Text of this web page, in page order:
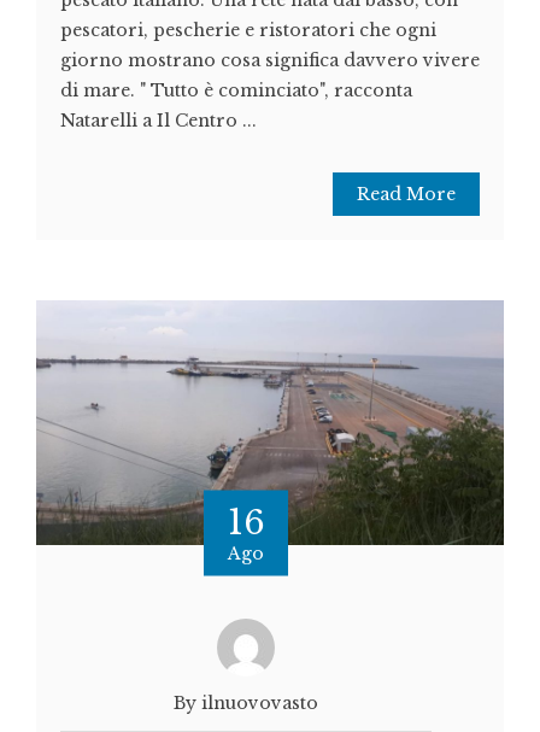
pescatori, pescherie e ristoratori che ogni
giorno mostrano cosa significa davvero vivere
di mare. " Tutto è cominciato", racconta
Natarelli a Il Centro ...
Read More
16
Ago
By ilnuovovasto